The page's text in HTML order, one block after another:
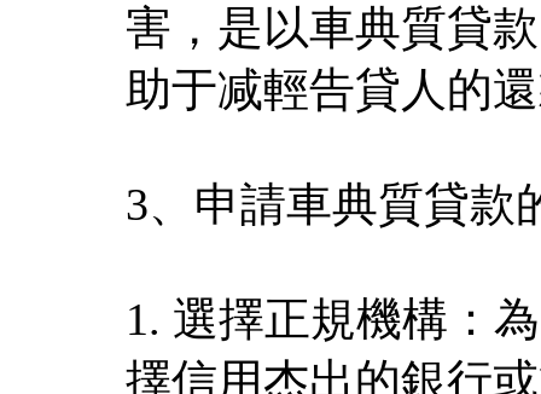
害，是以車典質貸
助于减輕告貸人的
3、申請車典質貸款
1. 選擇正規機構：
擇信用杰出的銀行